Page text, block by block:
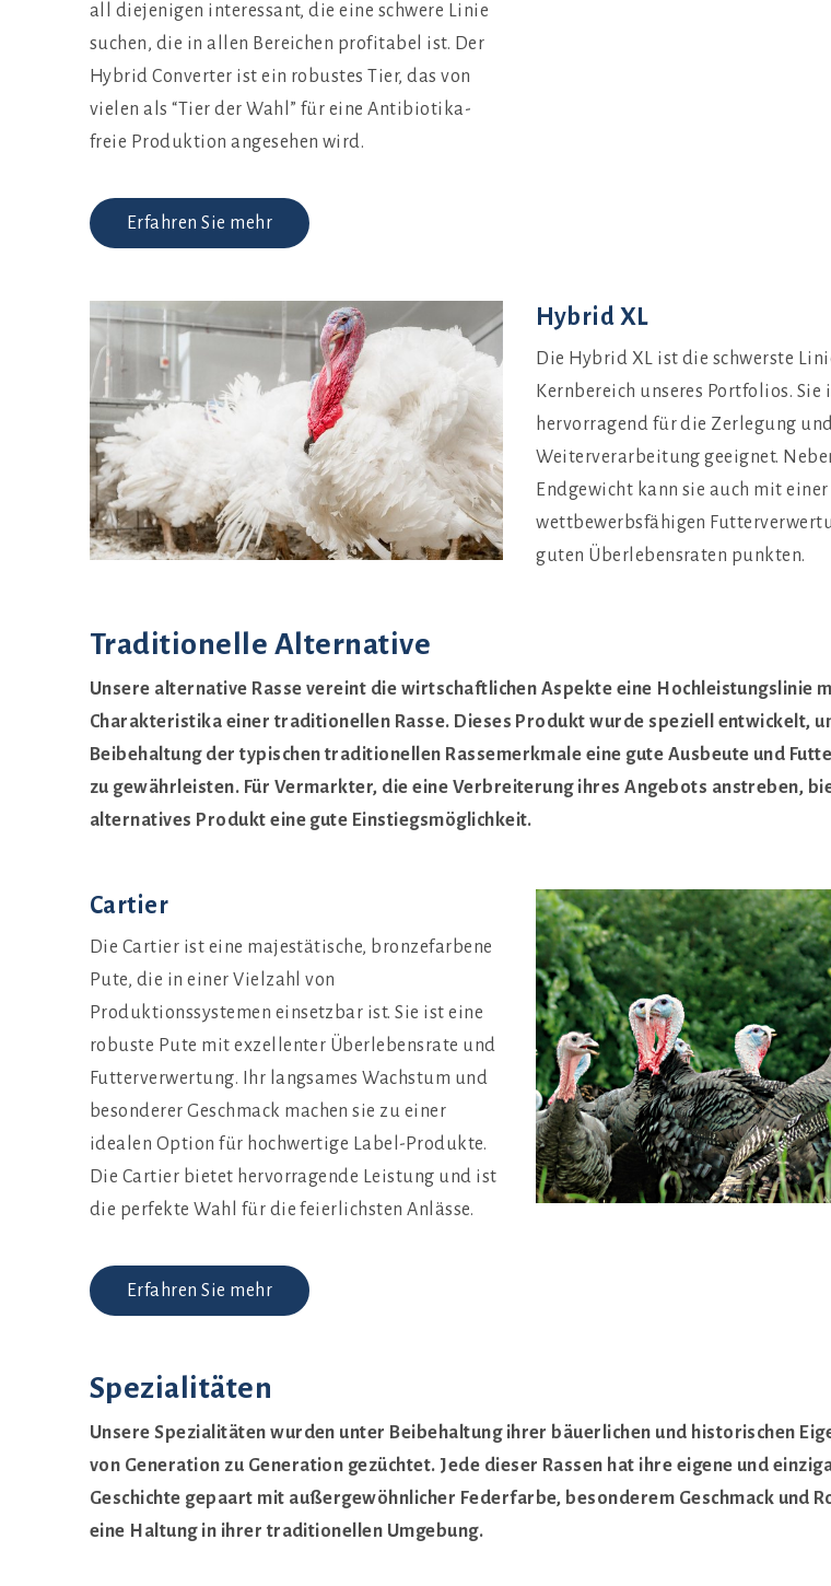
all diejenigen interessant, die eine schwere Linie
suchen, die in allen Bereichen profitabel ist. Der
Hybrid Converter ist ein robustes Tier, das von
vielen als “Tier der Wahl” für eine Antibiotika-
freie Produktion angesehen wird.
Erfahren Sie mehr
Hybrid XL
Die Hybrid XL ist die schwerste
Kernbereich unseres Portfolios. Sie
hervorragend für die Zerlegung
Weiterverarbeitung geeignet.
Endgewicht kann sie auch mit einer
wettbewerbsfähigen
guten Überlebensraten punkten.
Traditionelle Alternative
Unsere alternative Rasse vereint die wirtschaftlichen Aspekte eine Hochleistungslinie
Charakteristika einer traditionellen Rasse. Dieses Produkt wurde speziell entwickelt,
Beibehaltung der typischen traditionellen Rassemerkmale eine gute Ausbeute und
zu gewährleisten. Für Vermarkter, die eine Verbreiterung ihres Angebots anstreben,
alternatives Produkt eine gute Einstiegsmöglichkeit.
Cartier
Die Cartier ist eine majestätische, bronzefarbene
Pute, die in einer Vielzahl von
Produktionssystemen einsetzbar ist. Sie ist eine
robuste Pute mit exzellenter Überlebensrate und
Futterverwertung. Ihr langsames Wachstum und
besonderer Geschmack machen sie zu einer
idealen Option für hochwertige Label-Produkte.
Die Cartier bietet hervorragende Leistung und ist
die perfekte Wahl für die feierlichsten Anlässe.
Erfahren Sie mehr
Spezialitäten
Unsere Spezialitäten wurden unter Beibehaltung ihrer bäuerlichen und historischen
von Generation zu Generation gezüchtet. Jede dieser Rassen hat ihre eigene und
Geschichte gepaart mit außergewöhnlicher Federfarbe, besonderem Geschmack und
eine Haltung in ihrer traditionellen Umgebung.